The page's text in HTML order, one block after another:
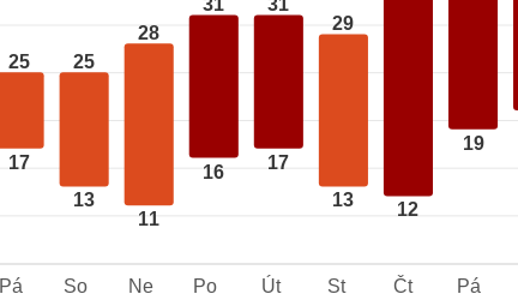
25
17
25
13
28
11
31
16
31
17
29
13 12
19
Pá So Ne Po Út St Čt Pá